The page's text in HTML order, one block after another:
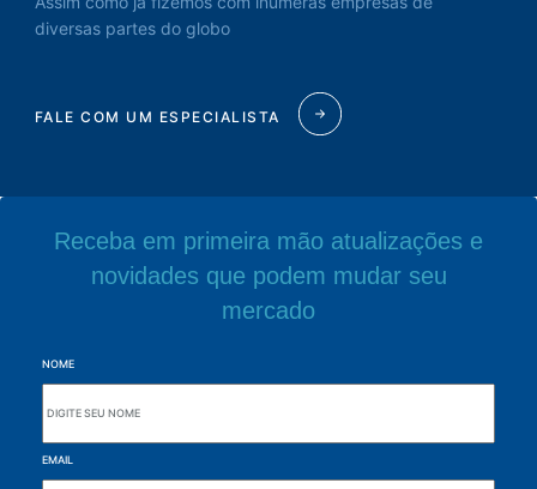
diversas partes do globo
FALE COM UM ESPECIALISTA
Receba em primeira mão atualizações e
novidades que podem mudar seu
mercado
NOME
EMAIL